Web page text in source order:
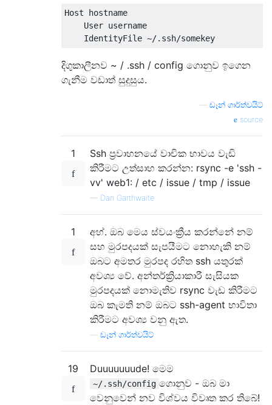
Host hostname
    User username
දිගුකාලීනව ~ / .ssh / config ගොනුව ඉගෙන
ගැනීම වඩාත් සුදුසුය.
ඩෑන් ගාර්ත්වයිට්
source
1
Ssh ප්‍රවාහනයේ වාචික භාවය වැඩි
කිරීමට උත්සාහ කරන්න: rsync -e 'ssh -
vv' web1: / etc / issue / tmp / issue
— Dan Garthwaite
1
අහ්. ඔබ මෙය ස්වයංක්‍රීය කරන්නේ නම්
සහ මුරපදයක් සැපයීමට නොහැකි නම්
ඔබට අමතර මුරපද රහිත ssh යතුරක්
අවශ්‍ය වේ. අන්තර්ක්‍රියාකාරී සැසියක
මුරපදයක් නොමැතිව rsync වැඩ කිරීමට
ඔබ කැමති නම් ඔබට ssh-agent භාවිතා
කිරීමට අවශ්‍ය වනු ඇත.
ඩෑන් ගාර්ත්වයිට්
19 Duuuuuuude! මෙම
~/.ssh/config ගොනුව - ඔබ මා
වෙනුවෙන් නව විශ්වය විවෘත කර තිබේ!